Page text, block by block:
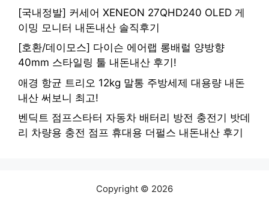
[국내정발] 커세어 XENEON 27QHD240 OLED 게
이밍 모니터 내돈내산 솔직후기
[호환/데이모스] 다이슨 에어랩 롱배럴 양방향
40mm 스타일링 툴 내돈내산 후기!
애경 항균 트리오 12kg 말통 주방세제 대용량 내돈
내산 써보니 최고!
벤딕트 점프스타터 자동차 배터리 방전 충전기 밧데
리 차량용 충전 점프 휴대용 더펄스 내돈내산 후기
Copyright © 2026